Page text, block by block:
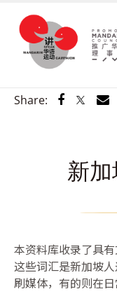
Share: Share via
Share
新
本资料库收录了具
这些词汇是新加坡
刷媒体，有的则在日